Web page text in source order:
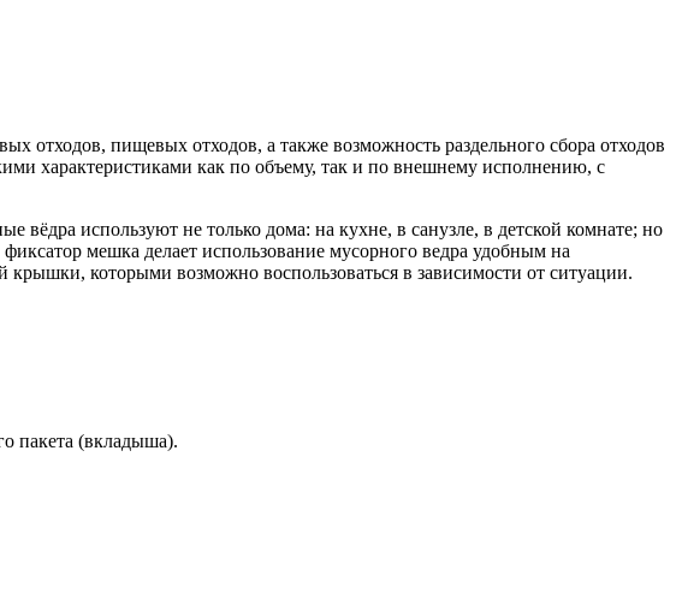
отходов, пищевых отходов, а также возможность раздельного сбора отходов
характеристиками как по объему, так и по внешнему исполнению, с
вёдра используют не только дома: на кухне, в санузле, в детской комнате; но
мешка делает использование мусорного ведра удобным на
крышки, которыми возможно воспользоваться в зависимости от ситуации.
пакета (вкладыша).